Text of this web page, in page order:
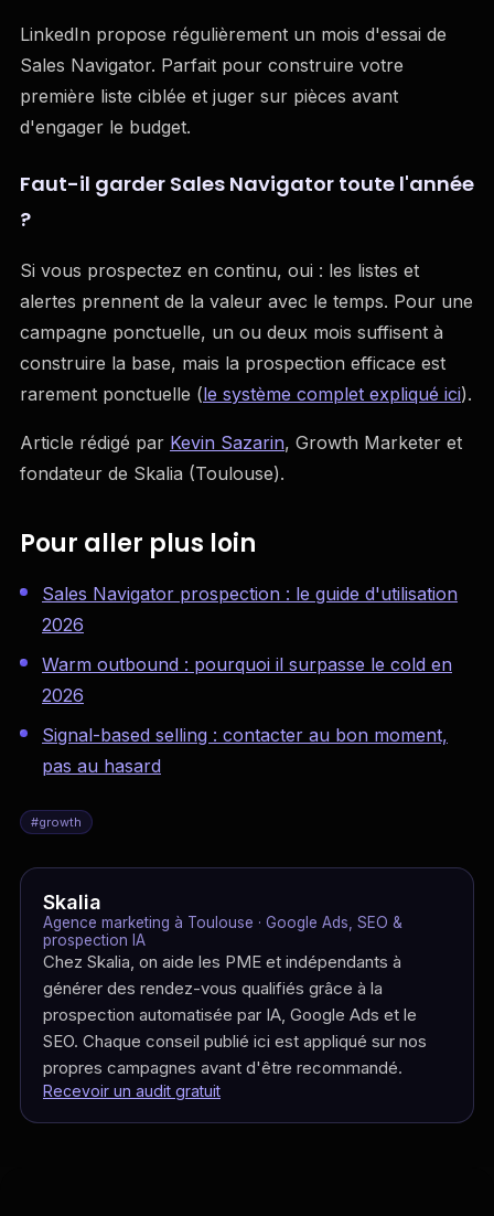
LinkedIn propose régulièrement un mois d'essai de
Sales Navigator. Parfait pour construire votre
première liste ciblée et juger sur pièces avant
d'engager le budget.
Faut-il garder Sales Navigator toute l'année
?
Si vous prospectez en continu, oui : les listes et
alertes prennent de la valeur avec le temps. Pour une
campagne ponctuelle, un ou deux mois suffisent à
construire la base, mais la prospection efficace est
rarement ponctuelle (le système complet expliqué ici).
Article rédigé par Kevin Sazarin, Growth Marketer et
fondateur de Skalia (Toulouse).
Pour aller plus loin
Sales Navigator prospection : le guide d'utilisation
2026
Warm outbound : pourquoi il surpasse le cold en
2026
Signal-based selling : contacter au bon moment,
pas au hasard
#growth
Skalia
Agence marketing à Toulouse · Google Ads, SEO &
prospection IA
Chez Skalia, on aide les PME et indépendants à
générer des rendez-vous qualifiés grâce à la
prospection automatisée par IA, Google Ads et le
SEO. Chaque conseil publié ici est appliqué sur nos
propres campagnes avant d'être recommandé.
Recevoir un audit gratuit